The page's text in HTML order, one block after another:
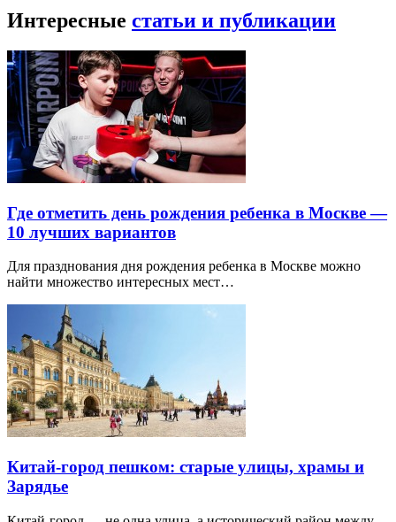
Интересные статьи и публикации
Где отметить день рождения ребенка в Москве —
10 лучших вариантов
Для празднования дня рождения ребенка в Москве можно
найти множество интересных мест…
Китай-город пешком: старые улицы, храмы и
Зарядье